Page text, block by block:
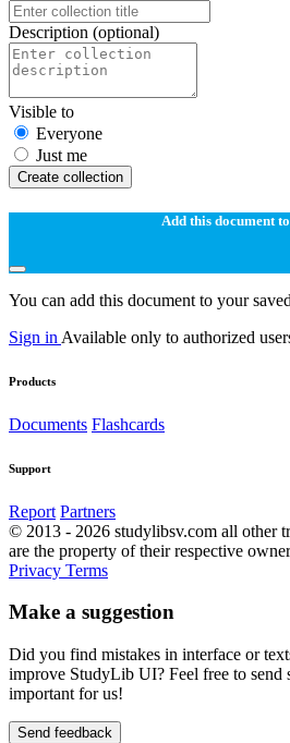
Description (optional)
Visible to
Everyone
Just me
Create collection
Add this document
You can add this document to your
Sign in Available only to authorized
Products
Documents Flashcards
Support
Report Partners
© 2013 - 2026 studylibsv.com all other
are the property of their respective
Privacy Terms
Make a suggestion
Did you find mistakes in interface or
improve StudyLib UI? Feel free to send
important for us!
Send feedback